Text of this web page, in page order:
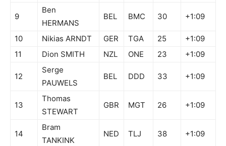
9
Ben
HERMANS
BEL BMC 30 +1:09
10 Nikias ARNDT GER TGA 25
+1:09
11
Dion SMITH NZL ONE 23 +1:09
12
Serge
PAUWELS
BEL DDD 33 +1:09
13
Thomas
STEWART
GBR MGT 26 +1:09
14
Bram
TANKINK
NED TLJ 38 +1:09